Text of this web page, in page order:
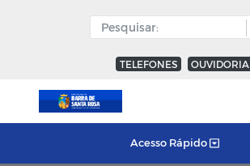
TELEFONES OUVIDORIA
Acesso Rápido